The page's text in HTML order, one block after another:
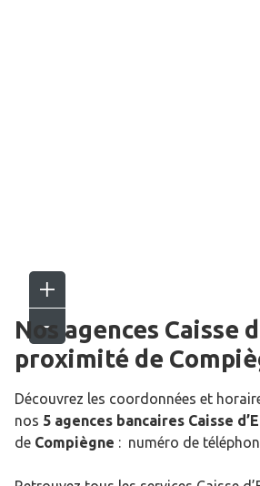
Nos agences Caisse
proximité de
Découvrez les coordonnées et
nos 5 agences bancaires Caisse
de Compiègne : numéro de